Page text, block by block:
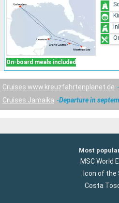
On-board meals included
Cruises www.kreuzfahrtenplanet.de
Cruises Jamaika
Departure in
Most
MSC World
Icon of the
Costa